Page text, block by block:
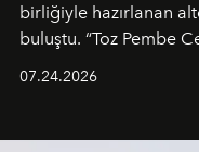
birliğiyle hazırlanan
buluştu. “Toz Pembe
unsurlarından biri
07.24.2026